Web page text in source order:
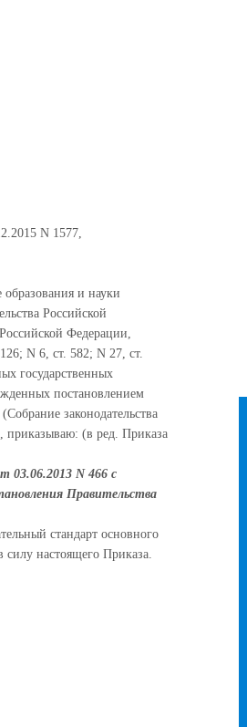
N 1577,
и науки
Российской
Федерации,
N 6, ст. 582; N 27, ст.
государственных
постановлением
законодательства
приказываю: (в ред. Приказа
03.06.2013 N 466 с
Правительства
стандарт основного
силу настоящего Приказа.